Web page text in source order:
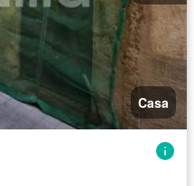
Casa